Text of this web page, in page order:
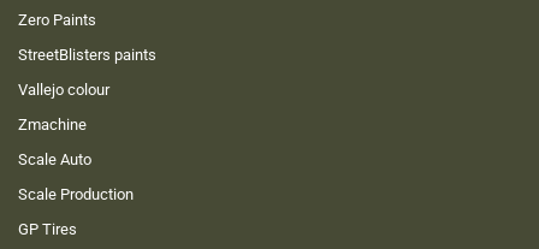
Zero Paints
StreetBlisters paints
Vallejo colour
Zmachine
Scale Auto
Scale Production
GP Tires